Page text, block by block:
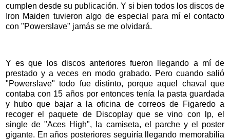
cumplen desde su publicación. Y si bien todos los discos de
Iron Maiden tuvieron algo de especial para mí el contacto
con "Powerslave" jamás se me olvidará.
Y es que los discos anteriores fueron llegando a mí de
prestado y a veces en modo grabado. Pero cuando salió
"Powerslave" todo fue distinto, porque aquel chaval que
contaba con 15 años por entonces tenía la pasta guardada
y hubo que bajar a la oficina de correos de Figaredo a
recoger el paquete de Discoplay que se vino con lp, el
single de "Aces High", la camiseta, el parche y el poster
gigante. En años posteriores seguiría llegando memorabilia